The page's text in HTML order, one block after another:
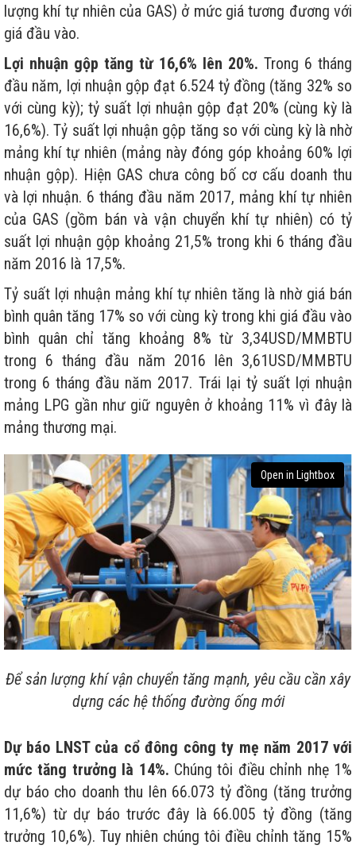
lượng khí tự nhiên của GAS) ở mức giá tương đương với
giá đầu vào.
Lợi nhuận gộp tăng từ 16,6% lên 20%. Trong 6 tháng
đầu năm, lợi nhuận gộp đạt 6.524 tỷ đồng (tăng 32% so
với cùng kỳ); tỷ suất lợi nhuận gộp đạt 20% (cùng kỳ là
16,6%). Tỷ suất lợi nhuận gộp tăng so với cùng kỳ là nhờ
mảng khí tự nhiên (mảng này đóng góp khoảng 60% lợi
nhuận gộp). Hiện GAS chưa công bố cơ cấu doanh thu
và lợi nhuận. 6 tháng đầu năm 2017, mảng khí tự nhiên
của GAS (gồm bán và vận chuyển khí tự nhiên) có tỷ
suất lợi nhuận gộp khoảng 21,5% trong khi 6 tháng đầu
năm 2016 là 17,5%.
Tỷ suất lợi nhuận mảng khí tự nhiên tăng là nhờ giá bán
bình quân tăng 17% so với cùng kỳ trong khi giá đầu vào
bình quân chỉ tăng khoảng 8% từ 3,34USD/MMBTU
trong 6 tháng đầu năm 2016 lên 3,61USD/MMBTU
trong 6 tháng đầu năm 2017. Trái lại tỷ suất lợi nhuận
mảng LPG gần như giữ nguyên ở khoảng 11% vì đây là
mảng thương mại.
Open in Lightbox
Để sản lượng khí vận chuyển tăng mạnh, yêu cầu cần xây
dựng các hệ thống đường ống mới
Dự báo LNST của cổ đông công ty mẹ năm 2017 với
mức tăng trưởng là 14%. Chúng tôi điều chỉnh nhẹ 1%
dự báo cho doanh thu lên 66.073 tỷ đồng (tăng trưởng
11,6%) từ dự báo trước đây là 66.005 tỷ đồng (tăng
trưởng 10,6%). Tuy nhiên chúng tôi điều chỉnh tăng 15%